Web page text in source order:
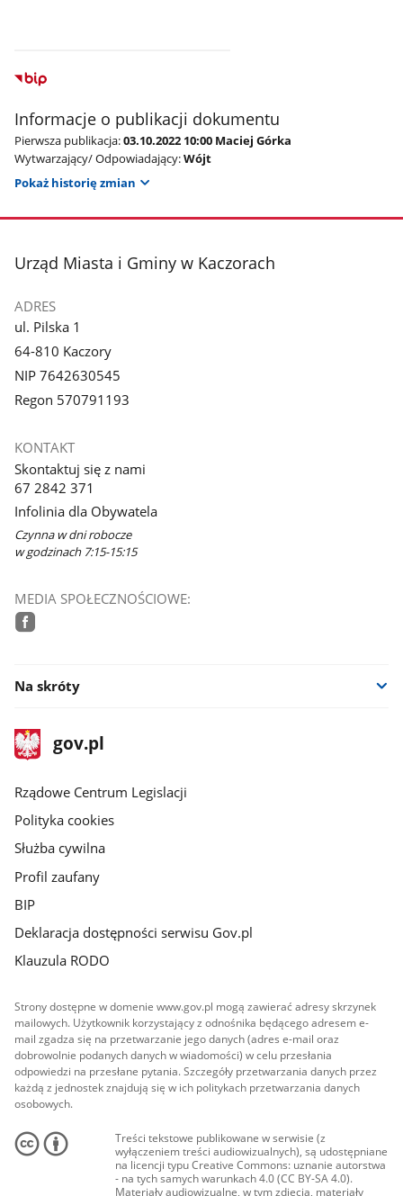
Informacje o publikacji dokumentu
Pierwsza publikacja:03.10.2022 10:00 Maciej Górka
Wytwarzający/ Odpowiadający:Wójt
Pokaż historię zmian
stopka
Urząd Miasta i Gminy w Kaczorach
ADRES
ul. Pilska 1
64-810 Kaczory
NIP 7642630545
Regon 570791193
KONTAKT
Skontaktuj się z nami
67 2842 371
Infolinia dla Obywatela
Czynna w dni robocze
w godzinach 7:15-15:15
MEDIA SPOŁECZNOŚCIOWE:
Na skróty
stopka
gov.plStrona
gov.pl
Rządowe Centrum Legislacji
Polityka cookies
Służba cywilna
Profil zaufany
BIP
Deklaracja dostępności serwisu Gov.pl
Klauzula RODO
Strony dostępne w domenie www.gov.pl mogą zawierać adresy skrzynek
mailowych. Użytkownik korzystający z odnośnika będącego adresem e-
mail zgadza się na przetwarzanie jego danych (adres e-mail oraz
dobrowolnie podanych danych w wiadomości) w celu przesłania
odpowiedzi na przesłane pytania. Szczegóły przetwarzania danych przez
każdą z jednostek znajdują się w ich politykach przetwarzania danych
osobowych.
Treści tekstowe publikowane w serwisie (z
wyłączeniem treści audiowizualnych), są udostępniane
na licencji typu Creative Commons: uznanie autorstwa
- na tych samych warunkach 4.0 (CC BY-SA 4.0).
Materiały audiowizualne, w tym zdjęcia, materiały